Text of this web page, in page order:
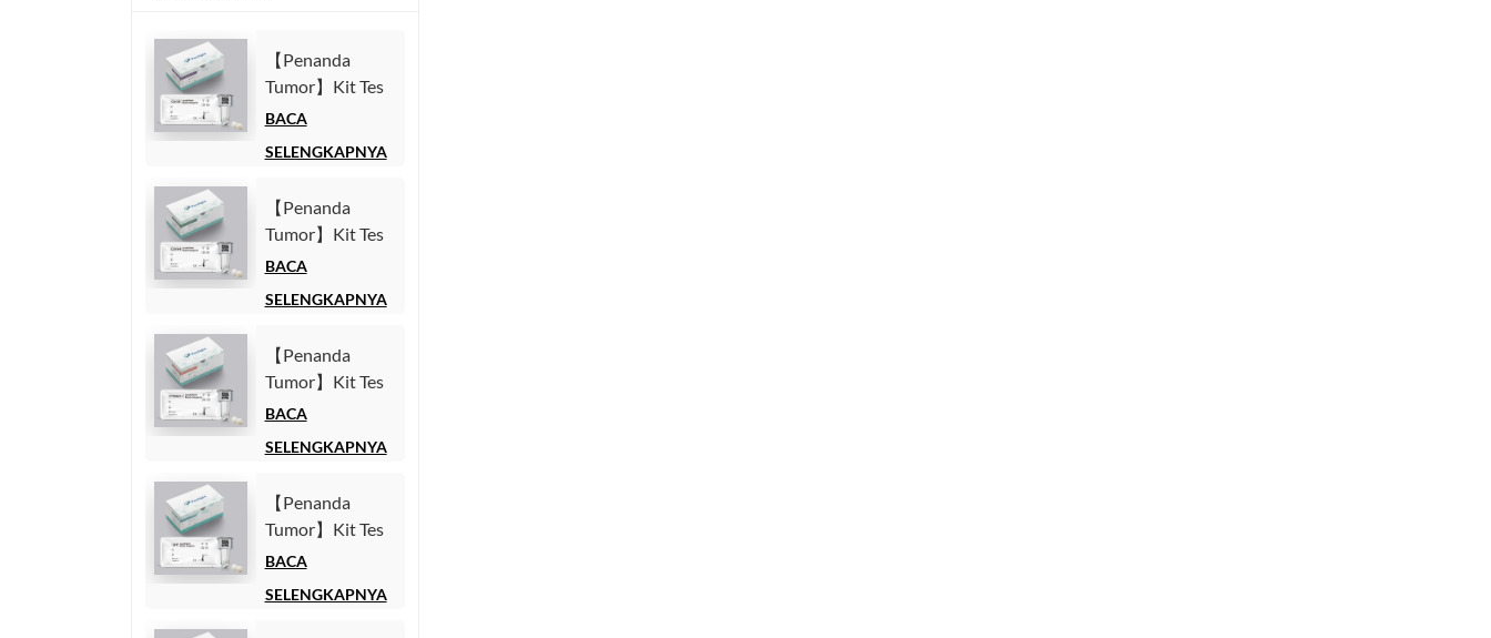
【Penanda
Tumor】Kit Tes
Antigen
(CA125)
Kemiluminesensi
Homogen)
BACA
SELENGKAPNYA
【Penanda
Tumor】Kit Tes
Antigen
9 (CA19-9)
Kemiluminesensi
Homogen)
BACA
SELENGKAPNYA
【Penanda
Tumor】Kit Tes
Fragmen
1 (CYFRA21-1)
Kemiluminesensi
Homogen)
BACA
SELENGKAPNYA
【Penanda
Tumor】Kit Tes
Alfa-Fetoprotein
(Imunoasai
BACA
SELENGKAPNYA